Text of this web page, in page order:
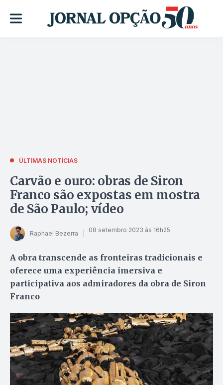
ÚLTIMAS NOTÍCIAS
Carvão e ouro: obras de Siron
Franco são expostas em mostra
de São Paulo; vídeo
Raphael Bezerra 08 setembro 2023 às 16h25
A obra transcende as fronteiras tradicionais e
oferece uma experiência imersiva e
participativa aos admiradores da obra de Siron
Franco